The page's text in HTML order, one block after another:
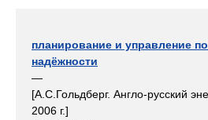
планирование и управление
надёжности
—
[А.С.Гольдберг. Англо-русский
2006 г.]